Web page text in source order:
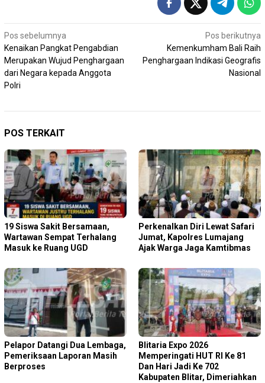
Navigasi
pos
Pos sebelumnya
Kenaikan Pangkat Pengabdian
Merupakan Wujud Penghargaan
dari Negara kepada Anggota
Polri
Pos berikutnya
Kemenkumham Bali Raih
Penghargaan Indikasi Geografis
Nasional
POS TERKAIT
19 Siswa Sakit Bersamaan,
Wartawan Sempat Terhalang
Masuk ke Ruang UGD
Perkenalkan Diri Lewat Safari
Jumat, Kapolres Lumajang
Ajak Warga Jaga Kamtibmas
Pelapor Datangi Dua Lembaga,
Pemeriksaan Laporan Masih
Berproses
Blitaria Expo 2026
Memperingati HUT RI Ke 81
Dan Hari Jadi Ke 702
Kabupaten Blitar, Dimeriahkan